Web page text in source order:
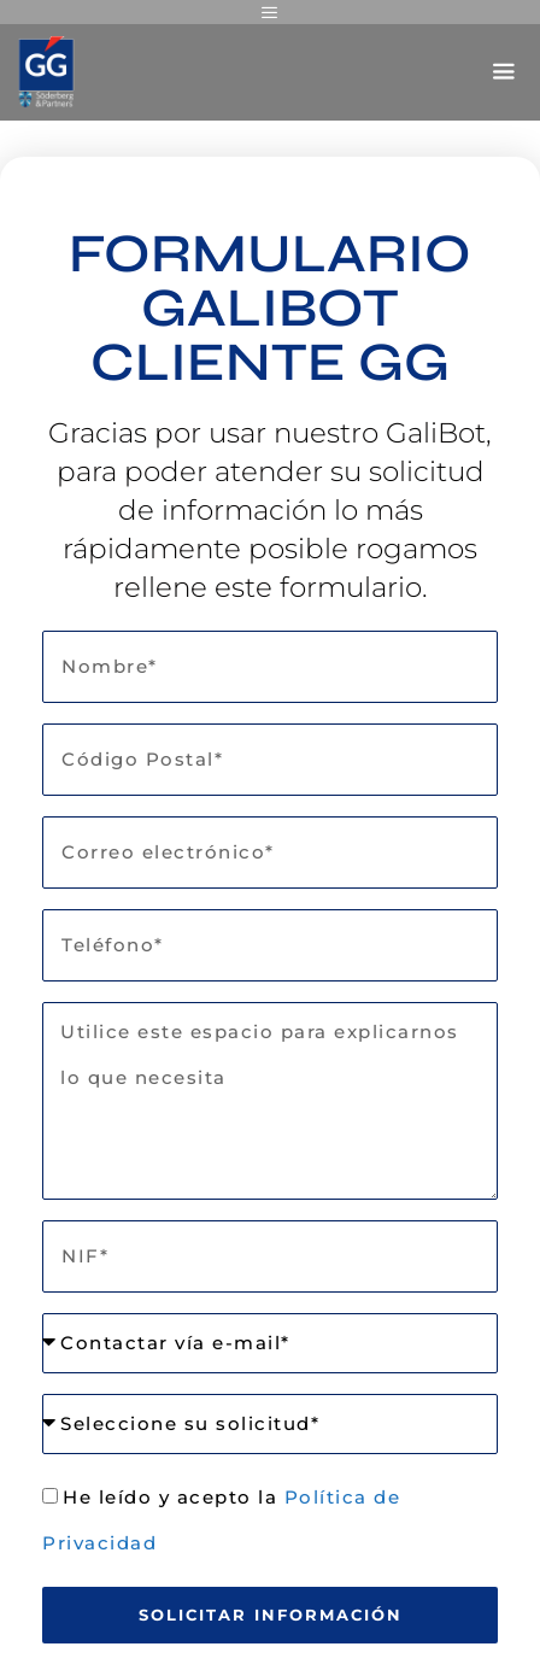
FORMULARIO
GALIBOT
CLIENTE GG
Gracias por usar nuestro GaliBot,
para poder atender su solicitud
de información lo más
rápidamente posible rogamos
rellene este formulario.
He leído y acepto la Política de
Privacidad
SOLICITAR INFORMACIÓN